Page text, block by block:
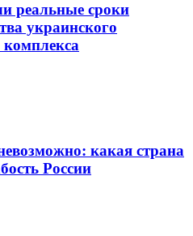
реальные сроки
украинского
комплекса
какая страна
России